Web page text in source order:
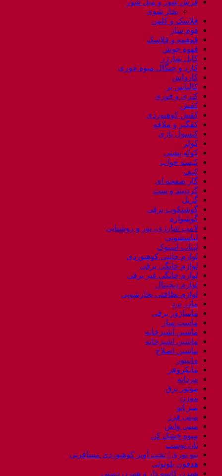
بخار شوی
فلاسک و کلمن
فوم ساز
قمقمه و فلاسک
قهوه جوش
کابل شارژر
کارد و چنگال میوه خوری
کارواش
کالباس بر
کتری و قوری
کفش
کفش کوهنوردی
کفگیر و ملاقه
کنسول بازی
کولر
کوله پشتی
کیسه خواب
کیف
گاز صفحه ای
گردنبند و ست
گریل
گوشتکوب برقی
گوشواره
لامپ شارژی، نور و روشنایی
لباسشویی
لپتاب استوک
لوازم جانبی کوهنوردی
لوازم خانگی برقی
لوازم خانگی غیر برقی
لوازم دیجیتال
لوازم نظافتی بخارشویی
مادر برد
ماساژور برقی
ماست ساز
ماشین آشپزخانه
ماشین اشپزخانه
ماشین اصلاح
مانیتور
مایکروفر
مردانه
موتور برق
موزن
میز اتو
مینی فرز
مینی واش
میوه خشک کن
نان توست
ننو توری / تخت آویز کوهنوردی مسافرتی
هدفون بلوتوثی
همزن کاسه دار و همزن دستی